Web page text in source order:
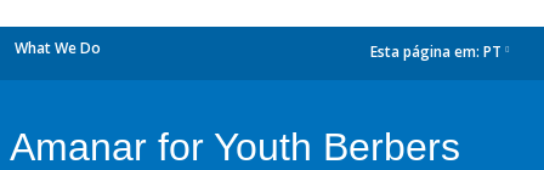
What We Do Esta página em: PT
Amanar for Youth Berbers